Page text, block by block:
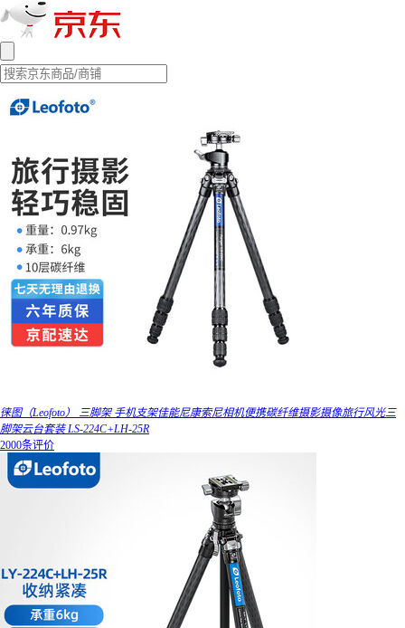
徕图（Leofoto） 三脚架 手机支架佳能尼康索尼相机便携碳纤维摄影摄像旅行风光三
脚架云台套装 LS-224C+LH-25R
2000条评价